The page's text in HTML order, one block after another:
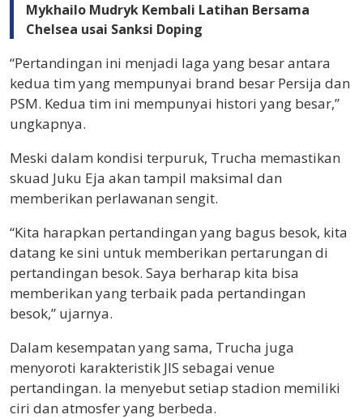
Mykhailo Mudryk Kembali Latihan Bersama
Chelsea usai Sanksi Doping
“Pertandingan ini menjadi laga yang besar antara
kedua tim yang mempunyai brand besar Persija dan
PSM. Kedua tim ini mempunyai histori yang besar,”
ungkapnya.
Meski dalam kondisi terpuruk, Trucha memastikan
skuad Juku Eja akan tampil maksimal dan
memberikan perlawanan sengit.
“Kita harapkan pertandingan yang bagus besok, kita
datang ke sini untuk memberikan pertarungan di
pertandingan besok. Saya berharap kita bisa
memberikan yang terbaik pada pertandingan
besok,” ujarnya.
Dalam kesempatan yang sama, Trucha juga
menyoroti karakteristik JIS sebagai venue
pertandingan. Ia menyebut setiap stadion memiliki
ciri dan atmosfer yang berbeda.